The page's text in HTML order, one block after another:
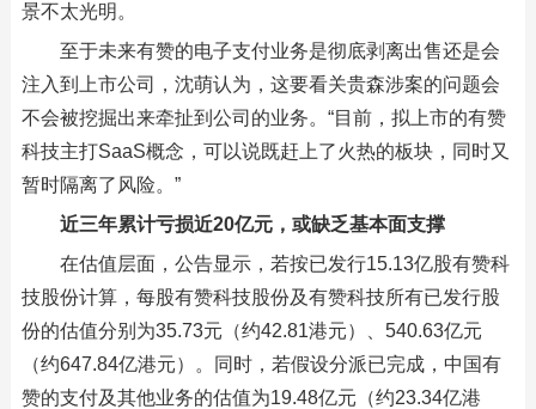
景不太光明。
至于未来有赞的电子支付业务是彻底剥离出售还是会
注入到上市公司，沈萌认为，这要看关贵森涉案的问题会
不会被挖掘出来牵扯到公司的业务。“目前，拟上市的有赞
科技主打SaaS概念，可以说既赶上了火热的板块，同时又
暂时隔离了风险。”
近三年累计亏损近20亿元，或缺乏基本面支撑
在估值层面，公告显示，若按已发行15.13亿股有赞科
技股份计算，每股有赞科技股份及有赞科技所有已发行股
份的估值分别为35.73元（约42.81港元）、540.63亿元
（约647.84亿港元）。同时，若假设分派已完成，中国有
赞的支付及其他业务的估值为19.48亿元（约23.34亿港